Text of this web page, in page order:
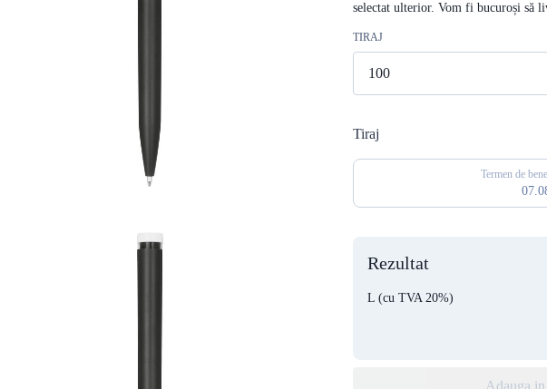
selectat ulterior. Vom fi bucuroși să
TIRAJ
Tiraj
Termen de
Rezultat
L (cu TVA 20%)
Adauga